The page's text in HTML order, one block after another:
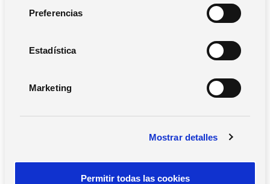
Preferencias
Estadística
Marketing
Mostrar detalles
Permitir todas las cookies
Notas de prensa